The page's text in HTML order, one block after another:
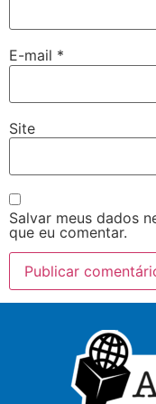
E-mail *
Site
Salvar meus dados
que eu comentar.